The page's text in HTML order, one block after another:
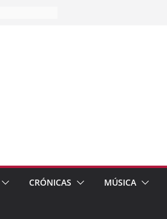
CRÓNICAS MÚSICA